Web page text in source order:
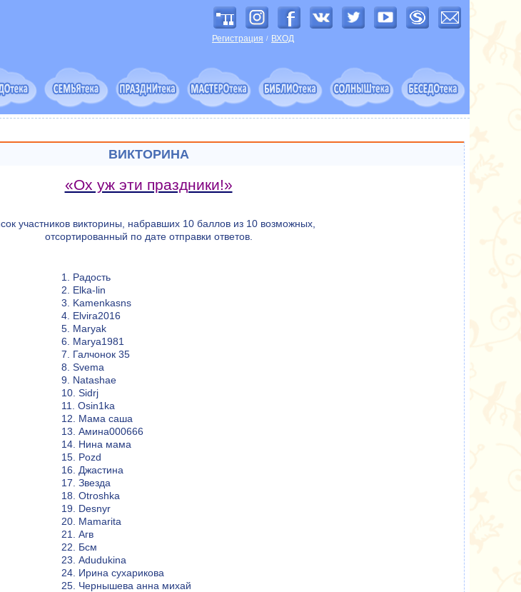
Регистрация / ВХОД
ВИКТОРИНА
«Ох уж эти праздники!»
участников викторины, набравших 10 баллов из 10 возможных,
отсортированный по дате отправки ответов.
1. Радость
2. Elka-lin
3. Kamenkasns
4. Elvira2016
5. Maryak
6. Marya1981
7. Галчонок 35
8. Svema
9. Natashae
10. Sidrj
11. Osin1ka
12. Мама саша
13. Амина000666
14. Нина мама
15. Pozd
16. Джастина
17. Звезда
18. Otroshka
19. Desnyr
20. Mamarita
21. Агв
22. Бсм
23. Adudukina
24. Ирина сухарикова
25. Чернышева анна михай